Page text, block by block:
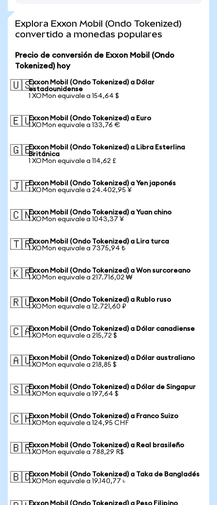
Explora Exxon Mobil (Ondo Tokenized)
convertido a monedas populares
Precio de conversión de Exxon Mobil (Ondo
Tokenized) hoy
🇺🇸Exxon Mobil (Ondo Tokenized) a Dólar
estadounidense
1 XOMon equivale a 154,64 $
🇪🇺Exxon Mobil (Ondo Tokenized) a Euro
1 XOMon equivale a 133,76 €
🇬🇧Exxon Mobil (Ondo Tokenized) a Libra Esterlina
Británica
1 XOMon equivale a 114,62 £
🇯🇵Exxon Mobil (Ondo Tokenized) a Yen japonés
1 XOMon equivale a 24.402,95 ¥
🇨🇳Exxon Mobil (Ondo Tokenized) a Yuan chino
1 XOMon equivale a 1043,37 ¥
🇹🇷Exxon Mobil (Ondo Tokenized) a Lira turca
1 XOMon equivale a 7375,94 ₺
🇰🇷Exxon Mobil (Ondo Tokenized) a Won surcoreano
1 XOMon equivale a 217.716,02 ₩
🇷🇺Exxon Mobil (Ondo Tokenized) a Rublo ruso
1 XOMon equivale a 12.721,60 ₽
🇨🇦Exxon Mobil (Ondo Tokenized) a Dólar canadiense
1 XOMon equivale a 215,72 $
🇦🇺Exxon Mobil (Ondo Tokenized) a Dólar australiano
1 XOMon equivale a 218,85 $
🇸🇬Exxon Mobil (Ondo Tokenized) a Dólar de Singapur
1 XOMon equivale a 197,64 $
🇨🇭Exxon Mobil (Ondo Tokenized) a Franco Suizo
1 XOMon equivale a 124,95 CHF
🇧🇷Exxon Mobil (Ondo Tokenized) a Real brasileño
1 XOMon equivale a 788,29 R$
🇧🇩Exxon Mobil (Ondo Tokenized) a Taka de Bangladés
1 XOMon equivale a 19.140,77 ৳
Exxon Mobil (Ondo Tokenized) a Peso Filipino